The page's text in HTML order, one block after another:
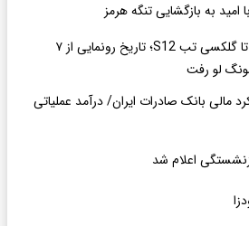
به بازگشایی تنگه هرمز
از گلکسی S26 FE تا گلکسی تب S12؛ تاریخ رونمایی از ۷
لو رفت
مالی بانک صادرات ایران/ درآمد عملیاتی
اعلام شد